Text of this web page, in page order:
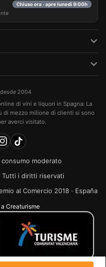
Chiuso ora · apre lunedì 9:00h
desde 2004
di vini e liquori in Spagna: La
di mezzo milione di clienti si sono
averci visitato.
moderato
i diritti riservati
al Comercio 2018 · España
Creaturisme